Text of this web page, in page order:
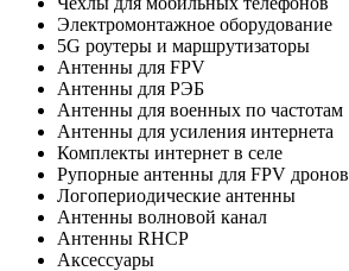
Электромонтажное оборудование
5G роутеры и маршрутизаторы
Антенны для FPV
Антенны для РЭБ
Антенны для военных по частотам
Антенны для усиления интернета
Комплекты интернет в селе
Рупорные антенны для FPV дронов
Логопериодические антенны
Антенны волновой канал
Антенны RHCP
Аксессуары